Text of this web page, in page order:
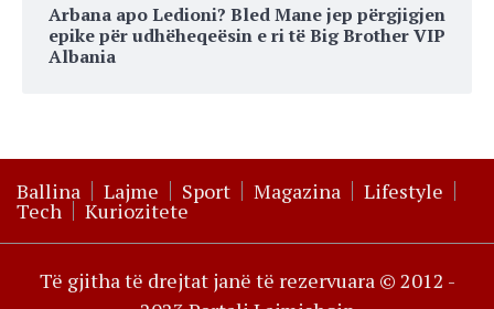
Arbana apo Ledioni? Bled Mane jep përgjigjen
epike për udhëheqeësin e ri të Big Brother VIP
Albania
Ballina Lajme Sport Magazina Lifestyle
Tech Kuriozitete
Të gjitha të drejtat janë të rezervuara © 2012 -